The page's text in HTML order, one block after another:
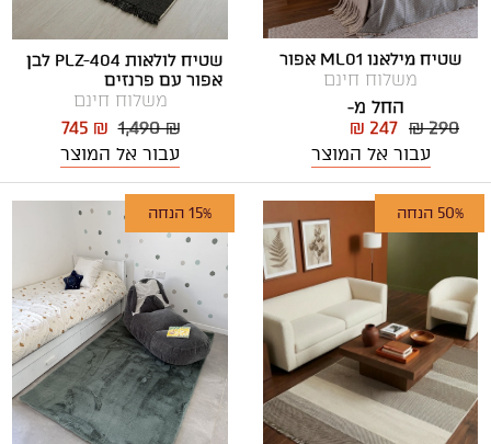
שטיח מילאנו ML01 אפור
משלוח חינם
החל מ-
₪ 290
₪ 247
עבור אל המוצר
שטיח לולאות PLZ-404 לבן
אפור עם פרנזים
משלוח חינם
1,490 ₪
745 ₪
עבור אל המוצר
50% הנחה 15% הנחה